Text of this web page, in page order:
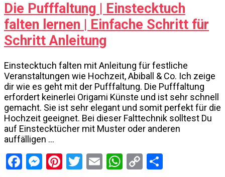
Die Pufffaltung | Einstecktuch
falten lernen | Einfache Schritt für
Schritt Anleitung
Einstecktuch falten mit Anleitung für festliche
Veranstaltungen wie Hochzeit, Abiball & Co. Ich zeige
dir wie es geht mit der Pufffaltung. Die Pufffaltung
erfordert keinerlei Origami Künste und ist sehr schnell
gemacht. Sie ist sehr elegant und somit perfekt für die
Hochzeit geeignet. Bei dieser Falttechnik solltest Du
auf Einstecktücher mit Muster oder anderen
auffälligen …
Facebook
Messenger
Pinterest
Twitter
EmailWhatsApp
Copy